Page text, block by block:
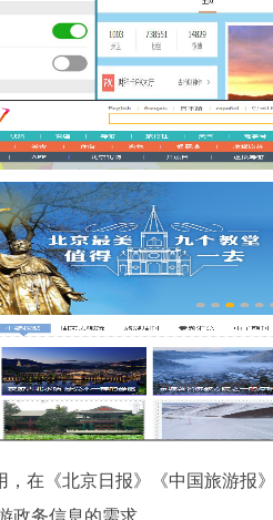
《北京日报》《中国旅游报
政务信息的需求。